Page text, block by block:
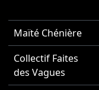
Maïté Chénière
Collectif Faites
des Vagues